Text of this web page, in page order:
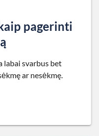
pagerinti
labai svarbus bet
ar nesėkmę.